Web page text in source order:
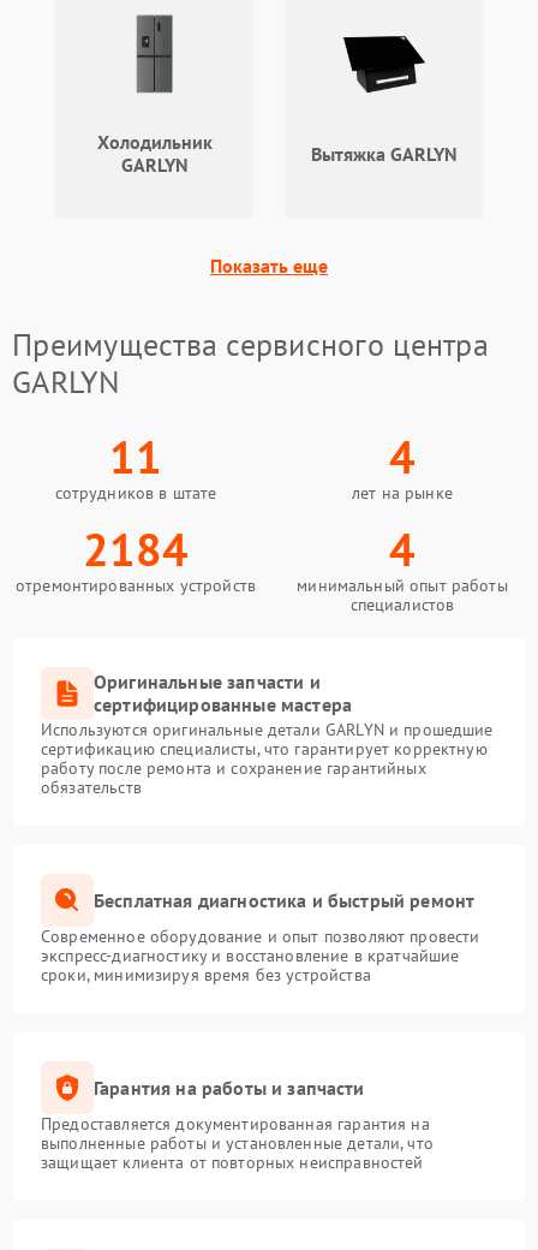
Холодильник
GARLYN
Вытяжка GARLYN
Показать еще
Преимущества сервисного центра
GARLYN
11
сотрудников в штате
4
лет на рынке
2184
отремонтированных устройств
4
минимальный опыт работы
специалистов
Оригинальные запчасти и
сертифицированные мастера
Используются оригинальные детали GARLYN и прошедшие
сертификацию специалисты, что гарантирует корректную
работу после ремонта и сохранение гарантийных
обязательств
Бесплатная диагностика и быстрый ремонт
Современное оборудование и опыт позволяют провести
экспресс-диагностику и восстановление в кратчайшие
сроки, минимизируя время без устройства
Гарантия на работы и запчасти
Предоставляется документированная гарантия на
выполненные работы и установленные детали, что
защищает клиента от повторных неисправностей